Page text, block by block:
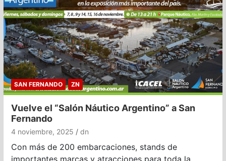
SAN FERNANDO ZN
Vuelve el “Salón Náutico Argentino” a San
Fernando
4 noviembre, 2025 dn
Con más de 200 embarcaciones, stands de